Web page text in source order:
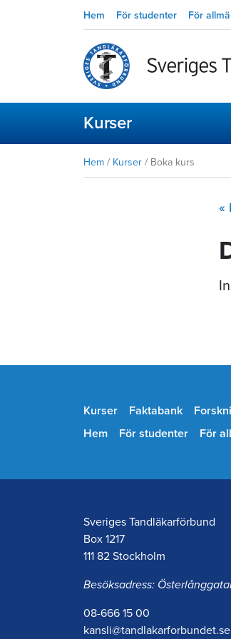
Hem För studenter För
Kurser
Hem / Kurser / Boka kurs
«
Kurser Faktabank
Hem
För studenter För
Sveriges Tandläkarförbund
Box 1217
111 82 Stockholm
Besöksadress:
08-666 15 00
kansli@tandlakarforbundet.se